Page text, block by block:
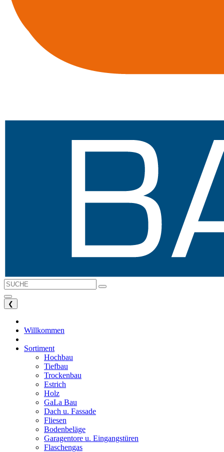
❮
Willkommen
Sortiment
Hochbau
Tiefbau
Trockenbau
Estrich
Holz
GaLa Bau
Dach u. Fassade
Fliesen
Bodenbeläge
Garagentore u. Eingangstüren
Flaschengas